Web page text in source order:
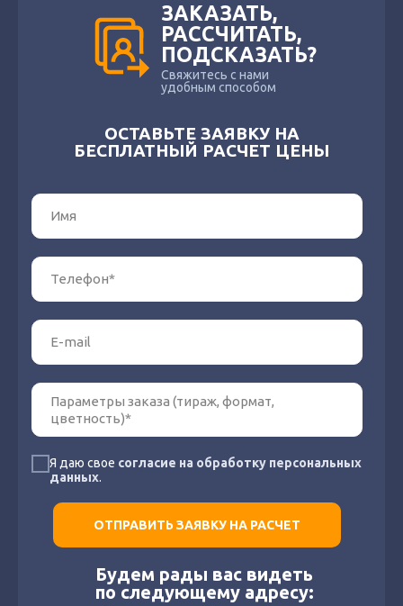
Я даю свое согласие на обработку персональных
данных.
ОТПРАВИТЬ ЗАЯВКУ НА РАСЧЕТ
ЗАКАЗАТЬ,
РАССЧИТАТЬ,
ПОДСКАЗАТЬ?
Свяжитесь с нами
удобным способом
Будем рады вас видеть
по следующему адресу:
ОСТАВЬТЕ ЗАЯВКУ НА
БЕСПЛАТНЫЙ РАСЧЕТ ЦЕНЫ